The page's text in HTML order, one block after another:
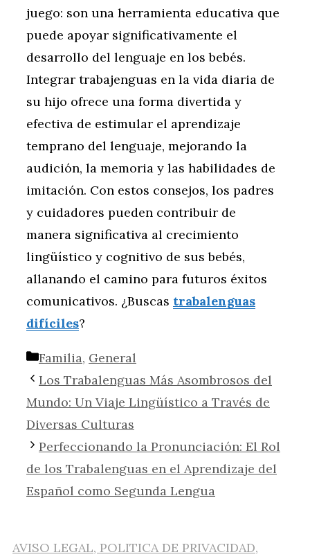
juego: son una herramienta educativa que
puede apoyar significativamente el
desarrollo del lenguaje en los bebés.
Integrar trabajenguas en la vida diaria de
su hijo ofrece una forma divertida y
efectiva de estimular el aprendizaje
temprano del lenguaje, mejorando la
audición, la memoria y las habilidades de
imitación. Con estos consejos, los padres
y cuidadores pueden contribuir de
manera significativa al crecimiento
lingüístico y cognitivo de sus bebés,
allanando el camino para futuros éxitos
comunicativos. ¿Buscas trabalenguas
difíciles?
Categorías
Familia, General
Los Trabalenguas Más Asombrosos del
Mundo: Un Viaje Lingüístico a Través de
Diversas Culturas
Perfeccionando la Pronunciación: El Rol
de los Trabalenguas en el Aprendizaje del
Español como Segunda Lengua
AVISO LEGAL, POLITICA DE PRIVACIDAD,